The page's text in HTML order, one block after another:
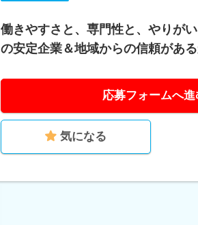
働きやすさと、専門性と、やりが
の安定企業＆地域からの信頼があ
応募フォームへ進
気になる